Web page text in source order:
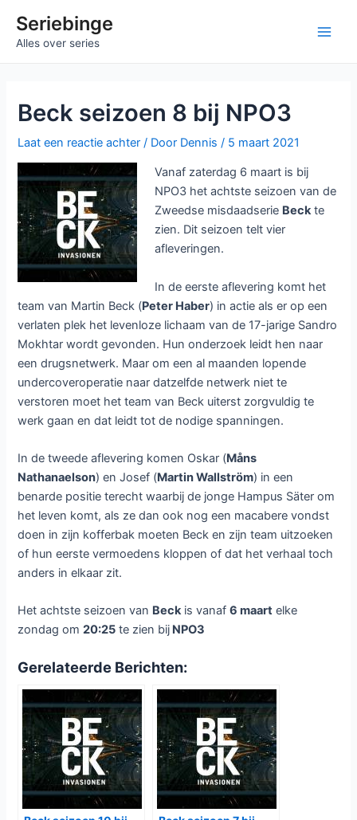
naarSeriebinge
Alles over series
Beck seizoen 8 bij NPO3
Laat een reactie achter / Door Dennis/ 5 maart 2021
Vanaf zaterdag 6 maart is bij
NPO3 het achtste seizoen van de
Zweedse misdaadserie Beckte
zien. Dit seizoen telt vier
afleveringen.
In de eerste aflevering komt het
team van Martin Beck (Peter Haber) in actie als er op een
verlaten plek het levenloze lichaam van de 17-jarige Sandro
Mokhtar wordt gevonden. Hun onderzoek leidt hen naar
een drugsnetwerk. Maar om een al maanden lopende
undercoveroperatie naar datzelfde netwerk niet te
verstoren moet het team van Beck uiterst zorgvuldig te
werk gaan en dat leidt tot de nodige spanningen.
In de tweede aflevering komen Oskar (Måns
Nathanaelson) en Josef (Martin Wallström) in een
benarde positie terecht waarbij de jonge Hampus Säter om
het leven komt, als ze dan ook nog een macabere vondst
doen in zijn kofferbak moeten Beck en zijn team uitzoeken
of hun eerste vermoedens kloppen of dat het verhaal toch
anders in elkaar zit.
Het achtste seizoen van Beckis vanaf6 maart elke
zondag om20:25 te zien bij NPO3
Gerelateerde Berichten: